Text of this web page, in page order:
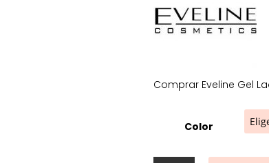
Comprar Eveline Gel
Color